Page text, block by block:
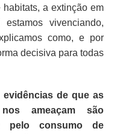
a extinção em
vivenciando,
como, e por
decisiva para todas
evidências de que as
ameaçam são
pelo consumo de